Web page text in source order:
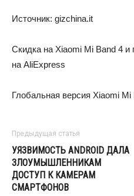
Источник: gizchina.it
Скидка на Xiaomi Mi Band 4 и
на AliExpress
Глобальная версия Xiaomi
Предыдущая статья
УЯЗВИМОСТЬ ANDROID ДАЛА
ЗЛОУМЫШЛЕННИКАМ
ДОСТУП К КАМЕРАМ
СМАРТФОНОВ